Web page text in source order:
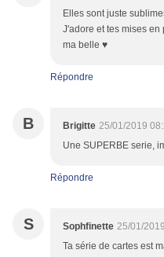
Elles sont juste
J'adore et tes mises
ma belle ♥
Répondre
B Brigitte 25/01/2019
Une SUPERBE serie,
Répondre
S Sophfinette 25/01/
Ta série de cartes est